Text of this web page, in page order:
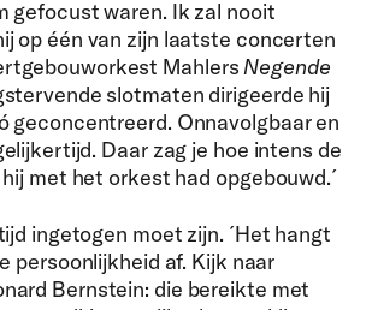
gefocust waren. Ik zal nooit
op één van zijn laatste concerten
MahlersNegende
slotmaten dirigeerde hij
geconcentreerd. Onnavolgbaar en
Daar zag je hoe intens de
met het orkest had opgebouwd.´
ingetogen moet zijn. ´Het hangt
persoonlijkheid af. Kijk naar
Bernstein: die bereikte met